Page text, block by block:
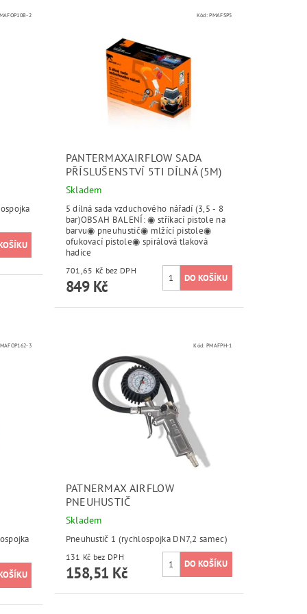
2 Kód:PMAFSP5
PANTERMAXAIRFLOW SADA
PŘÍSLUŠENSTVÍ 5TI DÍLNÁ (5M)
Skladem
5 dílná sada vzduchového nářadí (3,5 - 8
bar)OBSAH BALENÍ: ◉ stříkací pistole na
barvu◉ pneuhustič◉ mlžící pistole◉
ofukovací pistole◉ spirálová tlaková
hadice
701,65 Kč bez DPH
849 Kč
3 Kód:PMAFPH-1
PATNERMAX AIRFLOW
PNEUHUSTIČ
Skladem
Pneuhustič 1 (rychlospojka DN7,2 samec)
131 Kč bez DPH
158,51 Kč